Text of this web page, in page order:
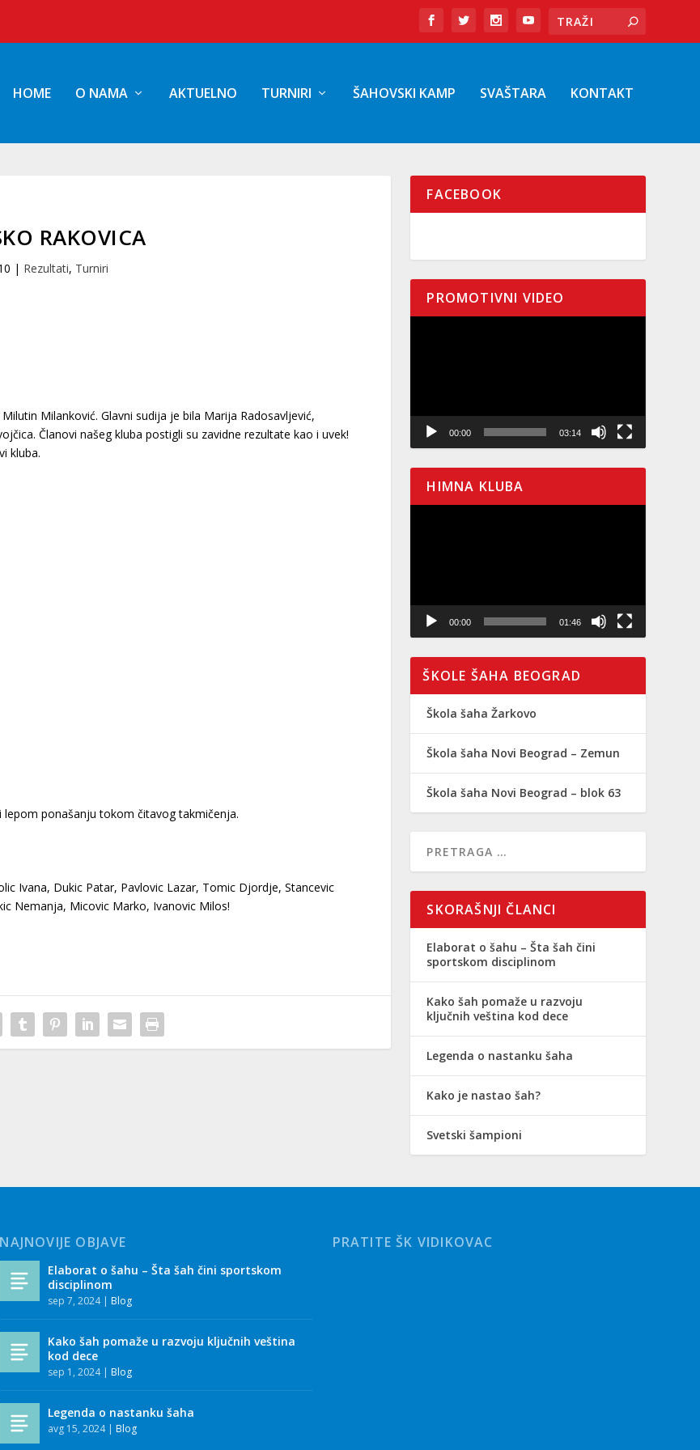
HOME O NAMA AKTUELNO TURNIRI ŠAHOVSKI KAMP SVAŠTARA KONTAKT
RAKOVICA
| Rezultati, Turniri
Milanković. Glavni sudija je bila Marija Radosavljević,
Članovi našeg kluba postigli su zavidne rezultate kao i uvek!
kluba.
lepom ponašanju tokom čitavog takmičenja.
Ivana, Dukic Patar, Pavlovic Lazar, Tomic Djordje, Stancevic
Nemanja, Micovic Marko, Ivanovic Milos!
FACEBOOK
PROMOTIVNI VIDEO
00:00 03:14
HIMNA KLUBA
00:00 01:46
ŠKOLE ŠAHA BEOGRAD
Škola šaha Žarkovo
Škola šaha Novi Beograd – Zemun
Škola šaha Novi Beograd – blok 63
SKORAŠNJI ČLANCI
Elaborat o šahu – Šta šah čini
sportskom disciplinom
Kako šah pomaže u razvoju
ključnih veština kod dece
Legenda o nastanku šaha
Kako je nastao šah?
Svetski šampioni
NAJNOVIJE OBJAVE
Elaborat o šahu – Šta šah čini sportskom
disciplinom
sep 7, 2024| Blog
Kako šah pomaže u razvoju ključnih veština
kod dece
sep 1, 2024| Blog
Legenda o nastanku šaha
avg 15, 2024| Blog
PRATITE ŠK VIDIKOVAC